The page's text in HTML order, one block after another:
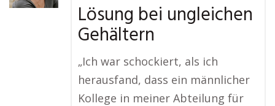
Lösung bei ungleichen
Gehältern
„Ich war schockiert, als ich
herausfand, dass ein männlicher
Kollege in meiner Abteilung für